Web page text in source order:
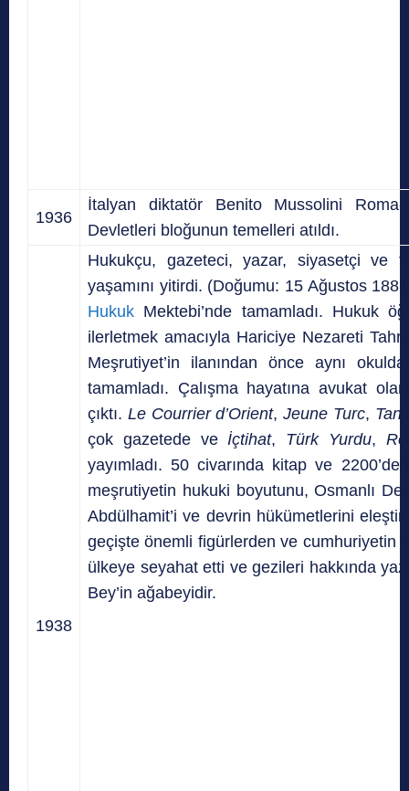
1936
İtalyan diktatör Benito Mussolini
Devletleri bloğunun temelleri atıldı.
1938
Hukukçu, gazeteci, yazar, siyasetçi ve
yaşamını yitirdi. (Doğumu: 15 Ağustos
Hukuk Mektebi’nde tamamladı. Hukuk
ilerletmek amacıyla Hariciye Nezareti
Meşrutiyet’in ilanından önce aynı
tamamladı. Çalışma hayatına avukat
çıktı. Le Courrier d’Orient, Jeune Turc,
çok gazetede ve İçtihat, Türk Yurdu,
yayımladı. 50 civarında kitap ve
meşrutiyetin hukuki boyutunu, Osmanlı
Abdülhamit’i ve devrin hükümetlerini
geçişte önemli figürlerden ve cumhuriyetin
ülkeye seyahat etti ve gezileri hakkında
Bey’in ağabeyidir.